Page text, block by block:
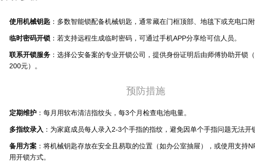
使用机械钥匙：多数智能锁配备机械钥匙，通常藏在门框顶部、地毯下或充电口附
临时密码开锁：若支持远程生成临时密码，可通过手机APP分享给可信人员。
联系开锁服务：选择公安备案的专业开锁公司，提供身份证明后由师傅协助开锁
200元）。
预防措施
定期维护：每月用软布清洁指纹头，每3个月检查电池电量。
多指纹录入 ：为家庭成员每人录入2-3个手指的指纹，避免因单个手指问题无法开
备用方案：将机械钥匙存放在安全且易取的位置（如办公室抽屉），或使用支持
用开锁方式。